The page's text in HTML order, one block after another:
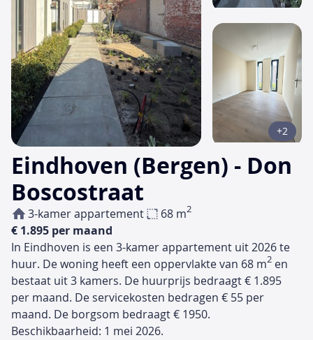
Eindhoven (Bergen) - Don
Boscostraat
3-kamer appartement 68 m2
€ 1.895 per maand
+2
In Eindhoven is een 3-kamer appartement uit 2026 te
huur. De woning heeft een oppervlakte van 68 m2 en
bestaat uit 3 kamers. De huurprijs bedraagt € 1.895
per maand. De servicekosten bedragen € 55 per
maand. De borgsom bedraagt € 1950.
Beschikbaarheid: 1 mei 2026.